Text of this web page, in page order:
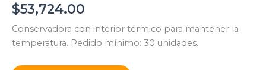
$53,724.00
Conservadora con interior térmico para mantener la
temperatura. Pedido mínimo: 30 unidades.